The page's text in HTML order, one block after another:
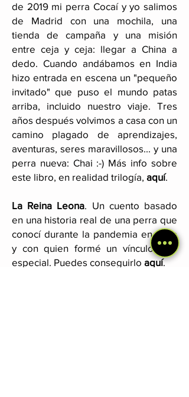
de 2019 mi perra Cocaí y yo salimos
de Madrid con una mochila, una
tienda de campaña y una misión
entre ceja y ceja: llegar a China a
dedo. Cuando andábamos en India
hizo entrada en escena un "pequeño
invitado" que puso el mundo patas
arriba, incluido nuestro viaje. Tres
años después volvimos a casa con un
camino plagado de aprendizajes,
aventuras, seres maravillosos... y una
perra nueva: Chai :-) Más info sobre
este libro, en realidad trilogía, aquí.
La Reina Leona. Un cuento basado
en una historia real de una perra que
conocí durante la pandemia en India
y con quien formé un vínculo muy
especial. Puedes conseguirlo aquí.